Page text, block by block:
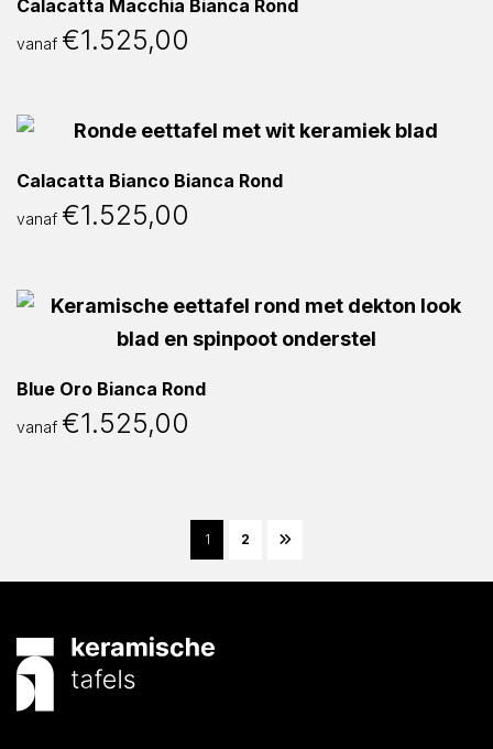
Calacatta Macchia Bianca Rond
vanaf €1.525,00
Calacatta Bianco Bianca Rond
vanaf €1.525,00
Blue Oro Bianca Rond
vanaf €1.525,00
1 2